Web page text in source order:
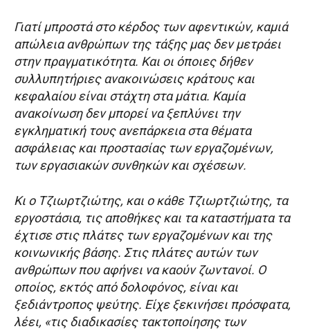
Γιατί μπροστά στο κέρδος των αφεντικών, καμιά
απώλεια ανθρώπων της τάξης μας δεν μετράει
στην πραγματικότητα. Και οι όποιες δήθεν
συλλυπητήριες ανακοινώσεις κράτους και
κεφαλαίου είναι στάχτη στα μάτια. Καμία
ανακοίνωση δεν μπορεί να ξεπλύνει την
εγκληματική τους ανεπάρκεια στα θέματα
ασφάλειας και προστασίας των εργαζομένων,
των εργασιακών συνθηκών και σχέσεων.
Κι ο Τζιωρτζιώτης, και ο κάθε Τζιωρτζιώτης, τα
εργοστάσια, τις αποθήκες και τα καταστήματα τα
έχτισε στις πλάτες των εργαζομένων και της
κοινωνικής βάσης. Στις πλάτες αυτών των
ανθρώπων που αφήνει να καούν ζωντανοί. Ο
οποίος, εκτός από δολοφόνος, είναι και
ξεδιάντροπος ψεύτης. Είχε ξεκινήσει πρόσφατα,
λέει, «τις διαδικασίες τακτοποίησης των